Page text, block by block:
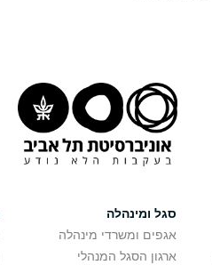
סגל ומינהלה
אגפים ומשרדי מינהלה
ארגון הסגל המנהלי